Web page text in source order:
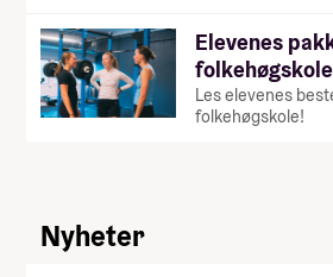
Elevenes
Les elevenes
folkehøgskole!
Nyheter